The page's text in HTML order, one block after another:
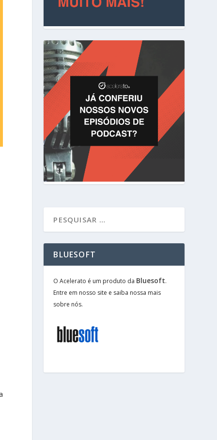
BLUESOFT
O Acelerato é um produto da Bluesoft.
Entre em nosso site e saiba nossa mais
sobre nós.